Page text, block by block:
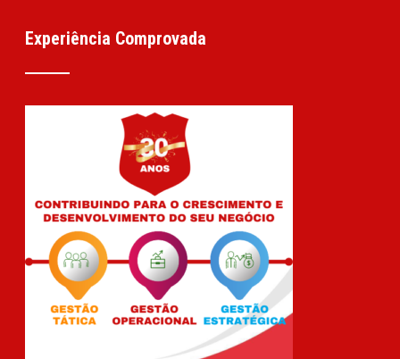
Experiência Comprovada